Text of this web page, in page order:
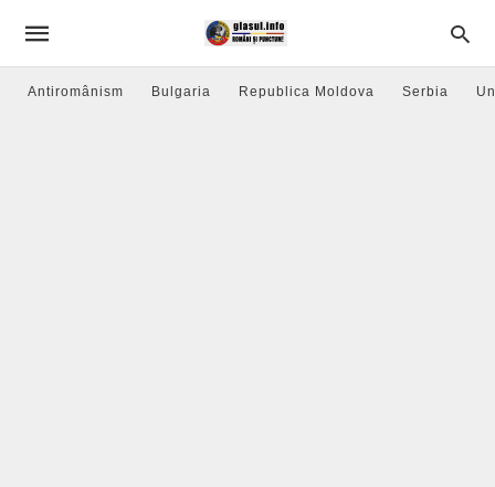
Antiromânism Bulgaria Republica Moldova Serbia